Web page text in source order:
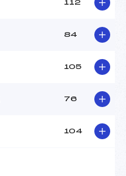
112
84
105
76
104